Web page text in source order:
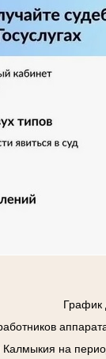
График
Калмыкия на